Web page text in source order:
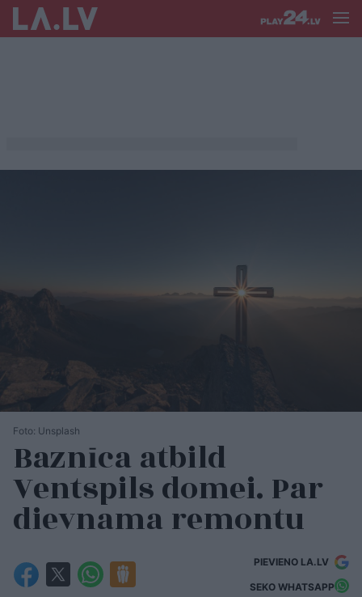
Foto: Unsplash
Baznīca atbild
Ventspils domei. Par
dievnama remontu
PIEVIENO LA.LV
SEKO WHATSAPP